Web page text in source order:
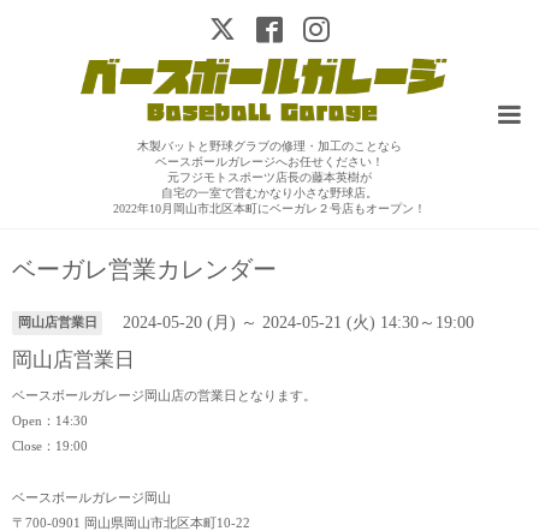
木製バットと野球グラブの修理・加工のことなら
ベースボールガレージへお任せください！
元フジモトスポーツ店長の藤本英樹が
自宅の一室で営むかなり小さな野球店。
2022年10月岡山市北区本町にベーガレ２号店もオープン！
ベーガレ営業カレンダー
岡山店営業日 2024-05-20 (月) ～ 2024-05-21 (火) 14:30～19:00
岡山店営業日
ベースボールガレージ岡山店の営業日となります。
Open：14:30
Close：19:00
ベースボールガレージ岡山
〒700-0901 岡山県岡山市北区本町10-22